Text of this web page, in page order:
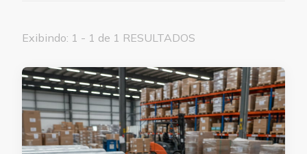
Exibindo: 1 - 1 de 1 RESULTADOS